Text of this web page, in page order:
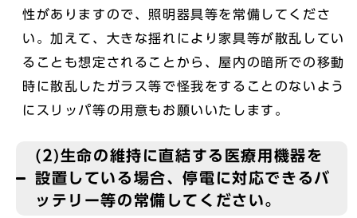
性がありますので、照明器具等を常備してくださ
い。加えて、大きな揺れにより家具等が散乱してい
ることも想定されることから、屋内の暗所での移動
時に散乱したガラス等で怪我をすることのないよう
にスリッパ等の用意もお願いいたします。
(2)生命の維持に直結する医療用機器を
設置している場合、停電に対応できるバ
ッテリー等の常備してください。